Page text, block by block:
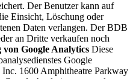
Der Benutzer kann auf
Einsicht, Löschung oder
Daten verlangen. Der BDB
an Dritte verkaufen noch
von Google Analytics Diese
Google
1600 Amphitheatre Parkway